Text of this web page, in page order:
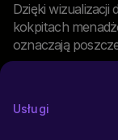
Dzięki
kokpitach
oznaczają
Usługi